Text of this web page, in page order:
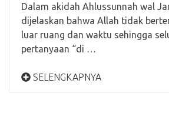
Dalam akidah Ahlussunnah wal
dijelaskan bahwa Allah tidak
luar ruang dan waktu sehingga
pertanyaan “di …
SELENGKAPNYA